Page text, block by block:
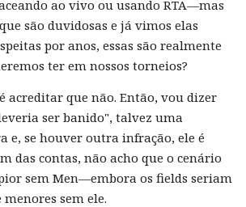
ao vivo ou usando RTA—mas
são duvidosas e já vimos elas
por anos, essas são realmente
ter em nossos torneios?
acreditar que não. Então, vou dizer
ser banido", talvez uma
e, se houver outra infração, ele é
das contas, não acho que o cenário
sem Men—embora os fields seriam
sem ele.